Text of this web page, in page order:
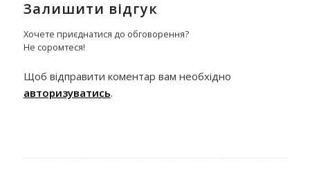
Залишити відгук
Хочете приєднатися до обговорення?
Не соромтеся!
Щоб відправити коментар вам необхідно
авторизуватись.